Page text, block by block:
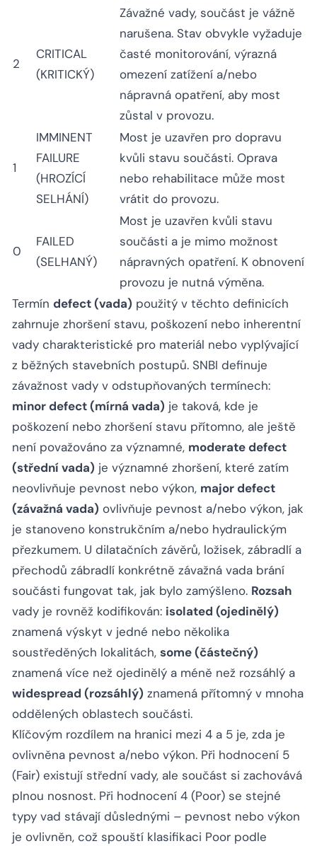
2
CRITICAL
(KRITICKÝ)
Závažné vady, součást je vážně
narušena. Stav obvykle vyžaduje
časté monitorování, výrazná
omezení zatížení a/nebo
nápravná opatření, aby most
zůstal v provozu.
1
IMMINENT
FAILURE
(HROZÍCÍ
SELHÁNÍ)
Most je uzavřen pro dopravu
kvůli stavu součásti. Oprava
nebo rehabilitace může most
vrátit do provozu.
0
FAILED
(SELHANÝ)
Most je uzavřen kvůli stavu
součásti a je mimo možnost
nápravných opatření. K obnovení
provozu je nutná výměna.
Termín defect (vada) použitý v těchto definicích
zahrnuje zhoršení stavu, poškození nebo inherentní
vady charakteristické pro materiál nebo vyplývající
z běžných stavebních postupů. SNBI definuje
závažnost vady v odstupňovaných termínech:
minor defect (mírná vada) je taková, kde je
poškození nebo zhoršení stavu přítomno, ale ještě
není považováno za významné, moderate defect
(střední vada) je významné zhoršení, které zatím
neovlivňuje pevnost nebo výkon, major defect
(závažná vada) ovlivňuje pevnost a/nebo výkon, jak
je stanoveno konstrukčním a/nebo hydraulickým
přezkumem. U dilatačních závěrů, ložisek, zábradlí a
přechodů zábradlí konkrétně závažná vada brání
součásti fungovat tak, jak bylo zamýšleno. Rozsah
vady je rovněž kodifikován: isolated (ojedinělý)
znamená výskyt v jedné nebo několika
soustředěných lokalitách, some (částečný)
znamená více než ojedinělý a méně než rozsáhlý a
widespread (rozsáhlý) znamená přítomný v mnoha
oddělených oblastech součásti.
Klíčovým rozdílem na hranici mezi 4 a 5 je, zda je
ovlivněna pevnost a/nebo výkon. Při hodnocení 5
(Fair) existují střední vady, ale součást si zachovává
plnou nosnost. Při hodnocení 4 (Poor) se stejné
typy vad stávají důslednými – pevnost nebo výkon
je ovlivněn, což spouští klasifikaci Poor podle